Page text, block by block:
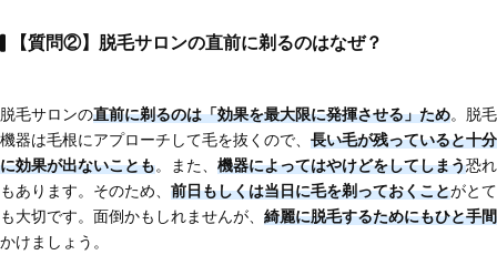
【質問②】脱毛サロンの直前に剃るのはなぜ？
脱毛サロンの直前に剃るのは「効果を最大限に発揮させる」ため。脱毛
機器は毛根にアプローチして毛を抜くので、 長い毛が残っていると十分
に効果が出ないことも。また、 機器によってはやけどをしてしまう恐れ
もあります。そのため、 前日もしくは当日に毛を剃っておくことがとて
も大切です。面倒かもしれませんが、 綺麗に脱毛するためにもひと手間
かけましょう。